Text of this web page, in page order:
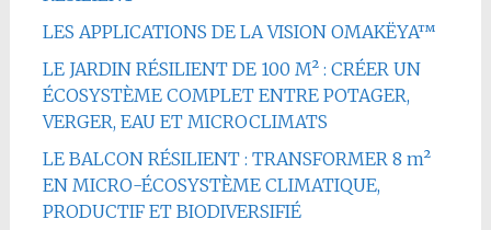
LES APPLICATIONS DE LA VISION OMAKËYA™
LE JARDIN RÉSILIENT DE 100 M² : CRÉER UN
ÉCOSYSTÈME COMPLET ENTRE POTAGER,
VERGER, EAU ET MICROCLIMATS
LE BALCON RÉSILIENT : TRANSFORMER 8 m²
EN MICRO-ÉCOSYSTÈME CLIMATIQUE,
PRODUCTIF ET BIODIVERSIFIÉ